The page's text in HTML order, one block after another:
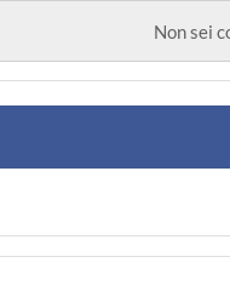
Non sei